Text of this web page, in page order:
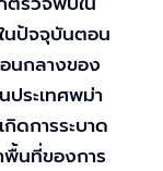
นปัจจุบันตอน
นกลางของ
ประเทศพม่า
ดการระบาด
นที่ของการ